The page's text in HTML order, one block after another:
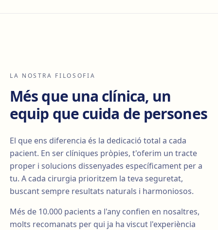
LA NOSTRA FILOSOFIA
Més que una clínica, un
equip que cuida de persones
El que ens diferencia és la dedicació total a cada
pacient. En ser clíniques pròpies, t'oferim un tracte
proper i solucions dissenyades específicament per a
tu. A cada cirurgia prioritzem la teva seguretat,
buscant sempre resultats naturals i harmoniosos.
Més de 10.000 pacients a l'any confien en nosaltres,
molts recomanats per qui ja ha viscut l'experiència